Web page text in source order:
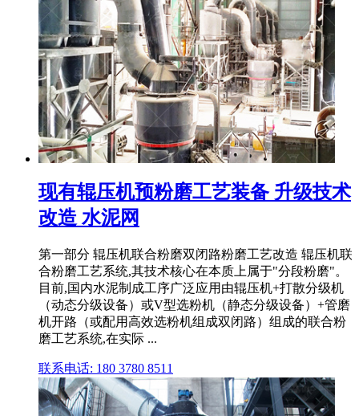
现有辊压机预粉磨工艺装备 升级技术
改造 水泥网
第一部分 辊压机联合粉磨双闭路粉磨工艺改造 辊压机联
合粉磨工艺系统,其技术核心在本质上属于"分段粉磨"。
目前,国内水泥制成工序广泛应用由辊压机+打散分级机
（动态分级设备）或V型选粉机（静态分级设备）+管磨
机开路（或配用高效选粉机组成双闭路）组成的联合粉
磨工艺系统,在实际 ...
联系电话: 180 3780 8511